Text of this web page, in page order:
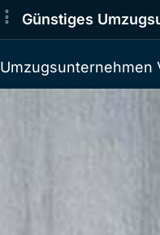
Günstiges
Umzugsunternehmen